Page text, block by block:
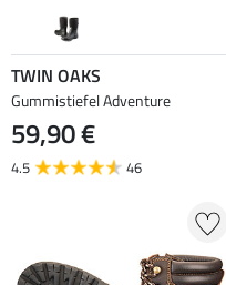
TWIN OAKS
Gummistiefel Adventure
59,90 €
4.5 46